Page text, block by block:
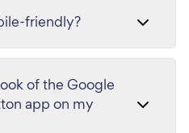
friendly?
of the Google
app on my